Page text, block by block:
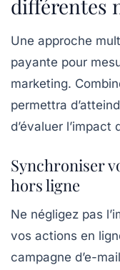
différentes
Une approche
payante pour
marketing.
permettra
d’évaluer
Synchroniser
hors ligne
Ne négligez pas
vos actions en
campagne d’e-